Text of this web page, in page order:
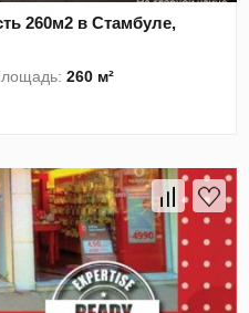
260м2 в Стамбуле,
260 м²